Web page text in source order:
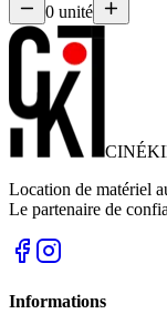
0 unité
CINÉ
Location de matériel
Le partenaire de
Informations